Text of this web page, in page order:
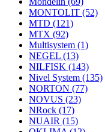
MONTOLIT (52)
MTD (121)
MTX (92)
Multisystem (1)
NEGEL (13)
NILFISK (143)
Nivel System (135)
NORTON (77)
NOVUS (23)
NRock (17)
NUAIR (15)